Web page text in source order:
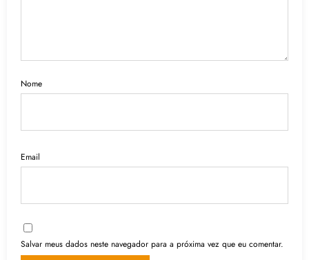
Nome
Email
Salvar meus dados neste navegador para a próxima vez que eu comentar.